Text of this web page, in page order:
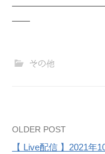
——
その他
Post
OLDER POST
【 Live配信 】2021年